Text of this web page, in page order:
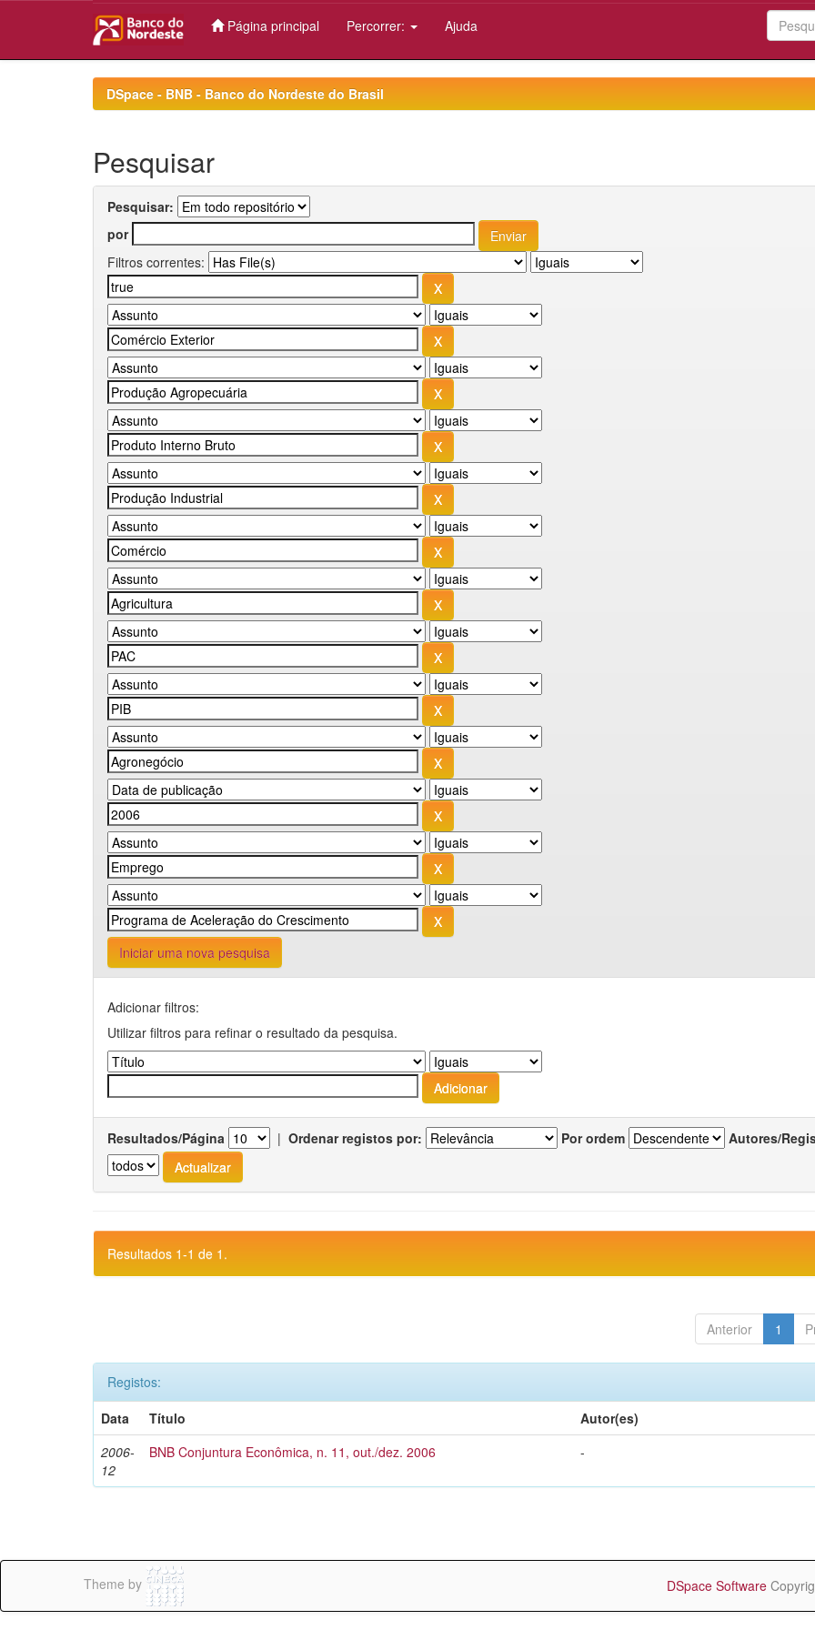
Página principal Percorrer: Ajuda
DSpace - BNB - Banco do Nordeste do Brasil
Pesquisar
Pesquisar:
por
Filtros correntes:
Iniciar uma nova pesquisa
Adicionar filtros:
Utilizar filtros para refinar o resultado da pesquisa.
Resultados/Página | Ordenar registos por: Por ordem Autores/
Resultados 1-1 de 1.
Anterior 1
Registos:
Data
Título
Autor(es)
2006-
12
BNB Conjuntura Econômica, n. 11, out./dez. 2006 -
Theme by DSpace Software